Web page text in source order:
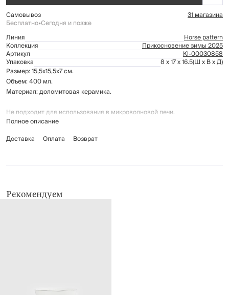
Самовывоз 31 магазина
Бесплатно•Сегодня и позже
Линия
Horse pattern
Коллекция Прикосновение зимы 2025
Артикул Kl-00030858
Упаковка 8 x 17 x 16.5(Ш x В x Д)
Размер: 15,5x15,5х7 см.
Объем: 400 мл.
Материал: доломитовая керамика.
Не подходит для использования в микроволновой печи.
мыть вручную с применением мягких моющих средств
жесткие губки
Полное описание
Доставка
Оплата Возврат
Рекомендуем